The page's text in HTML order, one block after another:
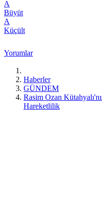
A
Büyüt
A
Küçült
Yorumlar
Haberler
GÜNDEM
Rasim Ozan
Hareketlilik